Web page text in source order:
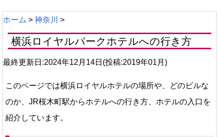
ホーム > 神奈川 >
横浜ロイヤルパークホテルへの行き方
最終更新日:2024年12月14日(投稿:2019年01月)
このページでは横浜ロイヤルホテルの場所や、どのビルな
のか、JR桜木町駅からホテルへの行き方、ホテルの入口を
紹介しています。